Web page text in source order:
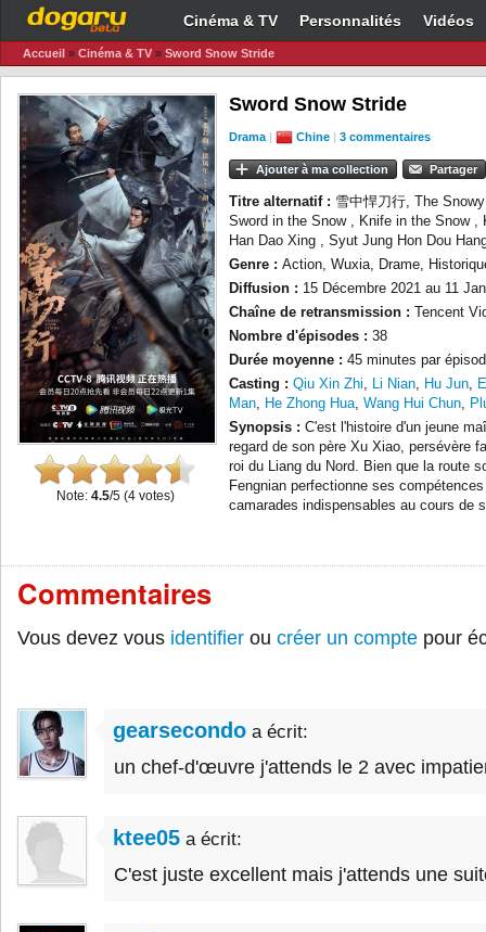
Cinéma & TV Personnalités Vidéos
Accueil » Cinéma & TV » Sword Snow Stride
Note: 4.5/5 (4votes)
Sword Snow Stride
Drama | Chine | 3 commentaires
Ajouter à ma collection Partager
Titre alternatif : 雪中悍刀行, The
Sword in the Snow , Knife in the Snow ,
Han Dao Xing , Syut Jung Hon Dou
Genre : Action, Wuxia, Drame,
Diffusion : 15 Décembre 2021 au 11
Chaîne de retransmission :
Tencent
Nombre d'épisodes : 38
Durée moyenne : 45 minutes par
Casting : Qiu Xin Zhi, Li Nian, Hu Jun,
Man, He Zhong Hua, Wang Hui Chun,
Synopsis : C'est l'histoire d'un jeune
regard de son père Xu Xiao, persévère
roi du Liang du Nord. Bien que la route
Fengnian perfectionne ses
camarades indispensables au cours de
Commentaires
Vous devez vous identifier ou créer un compte pour
gearsecondo a écrit:
un chef-d'œuvre j'attends le 2 avec
ktee05 a écrit:
C'est juste excellent mais j'attends une